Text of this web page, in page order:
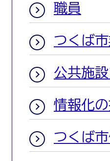
職員
つくば
公共施
情報化
つくば